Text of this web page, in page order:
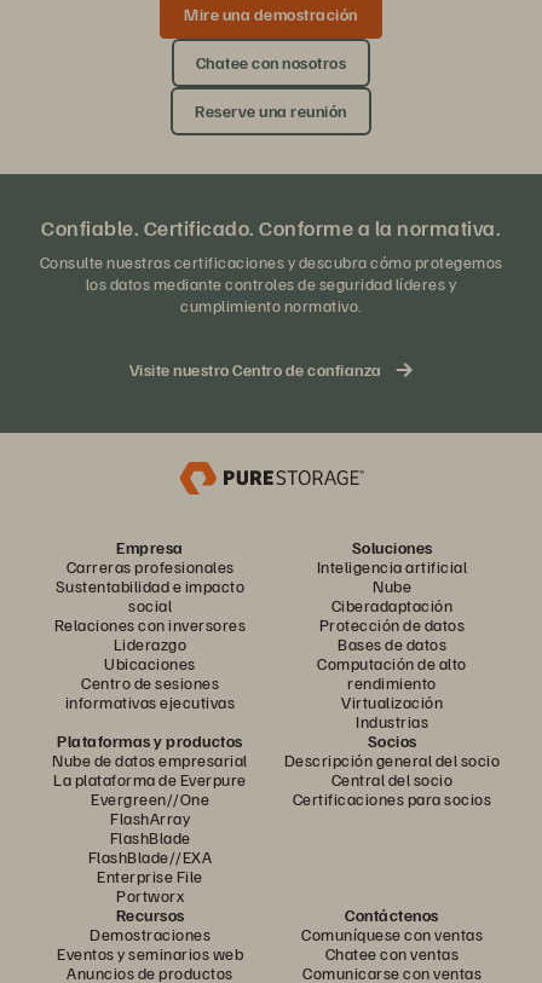
Mire una demostración
Chatee con nosotros
Reserve una reunión
Confiable. Certificado. Conforme a la normativa.
Consulte nuestras certificaciones y descubra cómo protegemos
los datos mediante controles de seguridad líderes y
cumplimiento normativo.
Visite nuestro Centro de confianza
Empresa
Carreras profesionales
Sustentabilidad e impacto
social
Relaciones con inversores
Liderazgo
Ubicaciones
Centro de sesiones
informativas ejecutivas
Soluciones
Inteligencia artificial
Nube
Ciberadaptación
Protección de datos
Bases de datos
Computación de alto
rendimiento
Virtualización
Industrias
Plataformas y productos
Nube de datos empresarial
La plataforma de Everpure
Evergreen//One
FlashArray
FlashBlade
FlashBlade//EXA
Enterprise File
Portworx
Socios
Descripción general del socio
Central del socio
Certificaciones para socios
Recursos
Demostraciones
Eventos y seminarios web
Anuncios de productos
Contáctenos
Comuníquese con ventas
Chatee con ventas
Comunicarse con ventas